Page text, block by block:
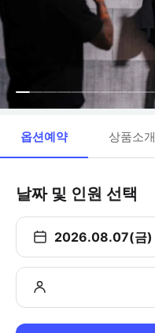
옵션예약 상품소개
날짜 및 인원 선택
2026.08.07(금)